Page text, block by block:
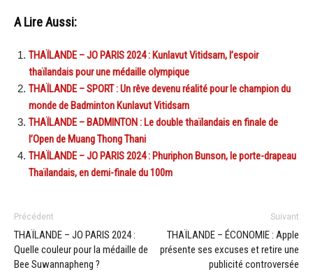
A Lire Aussi:
THAÏLANDE – JO PARIS 2024 : Kunlavut Vitidsarn, l’espoir
thaïlandais pour une médaille olympique
THAÏLANDE – SPORT : Un rêve devenu réalité pour le champion du
monde de Badminton Kunlavut Vitidsarn
THAÏLANDE – BADMINTON : Le double thaïlandais en finale de
l’Open de Muang Thong Thani
THAÏLANDE – JO PARIS 2024 : Phuriphon Bunson, le porte-drapeau
Thaïlandais, en demi-finale du 100m
Précédent
THAÏLANDE – JO PARIS 2024 :
Quelle couleur pour la médaille de
Bee Suwannapheng ?
Suivant
THAÏLANDE – ÉCONOMIE : Apple
présente ses excuses et retire une
publicité controversée